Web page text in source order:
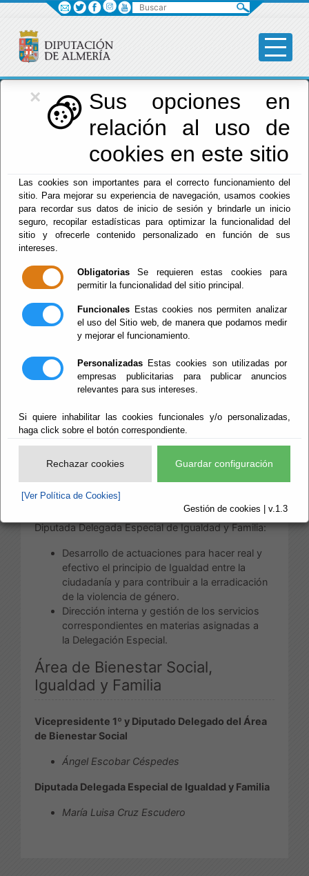
×
Sus opciones en
relación al uso de
cookies en este sitio
Las cookies son importantes para el correcto funcionamiento del
sitio. Para mejorar su experiencia de navegación, usamos cookies
para recordar sus datos de inicio de sesión y brindarle un inicio
seguro, recopilar estadísticas para optimizar la funcionalidad del
sitio y ofrecerle contenido personalizado en función de sus
intereses.
Obligatorias Se requieren estas cookies para
permitir la funcionalidad del sitio principal.
Funcionales Estas cookies nos permiten analizar
el uso del Sitio web, de manera que podamos medir
y mejorar el funcionamiento.
Personalizadas Estas cookies son utilizadas por
empresas publicitarias para publicar anuncios
relevantes para sus intereses.
Si quiere inhabilitar las cookies funcionales y/o personalizadas,
haga click sobre el botón correspondiente.
Rechazar cookies Guardar configuración
[Ver Política de Cookies]
Gestión de cookies | v.1.3
Diputación
Menú Diputación
Servicios Sociales
Escuchar
Área de Bienestar Social,
Igualdad y Familia
Las competencias de esta Área, distribuidas
a) Competencias directamente correspondiente
al Diputado Delegado del Área de Bienestar Social:
Servicios Sociales Comunitarios.
Servicios Sociales Especializados.
Residencia Asistida de Ancianos.
Servicio Provincial de
Drogodependencias y Adicciones.
b) Competencias directamente correspondiente a la
Diputada Delegada Especial de Igualdad y Familia:
Desarrollo de actuaciones para hacer real y
efectivo el principio de Igualdad entre la
ciudadanía y para contribuir a la erradicación
de la violencia de género.
Dirección interna y gestión de los servicios
correspondientes en materias asignadas a
la Delegación Especial.
Área de Bienestar Social,
Igualdad y Familia
Vicepresidente 1º y Diputado Delegado del Área
de Bienestar Social
Ángel Escobar Céspedes
Diputada Delegada Especial de Igualdad y Familia
María Luisa Cruz Escudero
Buscar